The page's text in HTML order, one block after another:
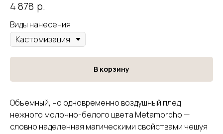
4 878 р.
Виды нанесения
В корзину
Объемный, но одновременно воздушный плед
нежного молочно-белого цвета Metamorpho —
словно наделенная магическими свойствами чешуя